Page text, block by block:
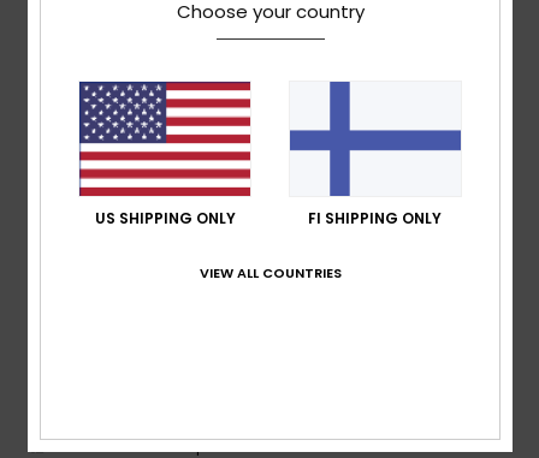
Andrea2. heinäkuuta 2026
Excellent quality, perfect fit
Comfort: 5/5 Value for money
Material: 5/5 Color: 5/5
I recommend this product
I recommend this product
Choose your country
US SHIPPING ONLY FI SHIPPING ONLY
VIEW ALL COUNTRIES